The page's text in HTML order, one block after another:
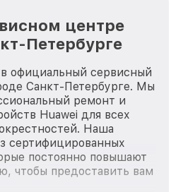
центре
Петербурге
официальный сервисный
Санкт-Петербурге. Мы
ремонт и
Huawei для всех
Наша
сертифицированных
постоянно повышают
чтобы предоставить вам